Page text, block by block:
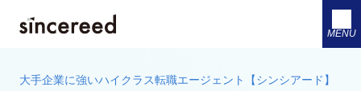
MENU
大手企業に強いハイクラス転職エージェント【シンシアード】